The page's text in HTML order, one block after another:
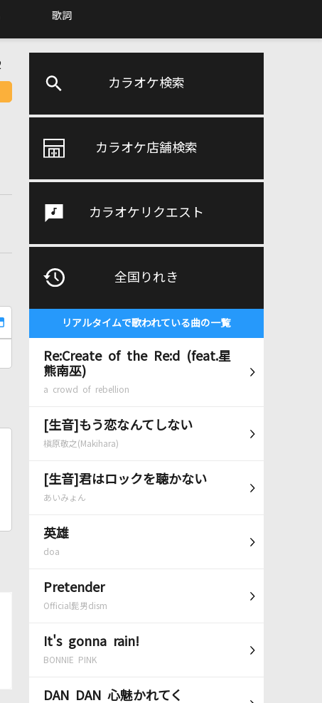
歌詞
カラオケ検索
カラオケ店舗検索
カラオケリクエスト
全国りれき
リアルタイムで歌われている曲の一覧
Re:Create of the Re:d (feat.星
熊南巫)
a crowd of rebellion
[生音]もう恋なんてしない
槇原敬之(Makihara)
[生音]君はロックを聴かない
あいみょん
英雄
doa
Pretender
Official髭男dism
It's gonna rain!
BONNIE PINK
DAN DAN 心魅かれてく